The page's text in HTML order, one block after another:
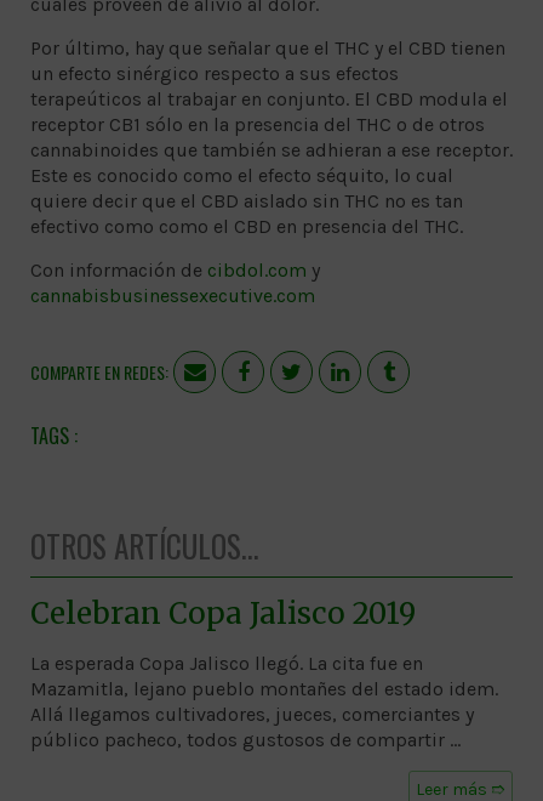
Por último, hay que señalar que el THC y el CBD tienen
un efecto sinérgico respecto a sus efectos
terapeúticos al trabajar en conjunto. El CBD modula el
receptor CB1 sólo en la presencia del THC o de otros
cannabinoides que también se adhieran a ese receptor.
Este es conocido como el efecto séquito, lo cual
quiere decir que el CBD aislado sin THC no es tan
efectivo como como el CBD en presencia del THC.
Con información de cibdol.com y
cannabisbusinessexecutive.com
COMPARTE EN REDES:
OTROS ARTÍCULOS...
Celebran Copa Jalisco 2019
La esperada Copa Jalisco llegó. La cita fue en
Mazamitla, lejano pueblo montañes del estado idem.
Allá llegamos cultivadores, jueces, comerciantes y
público pacheco, todos gustosos de compartir …
Leer más ➱